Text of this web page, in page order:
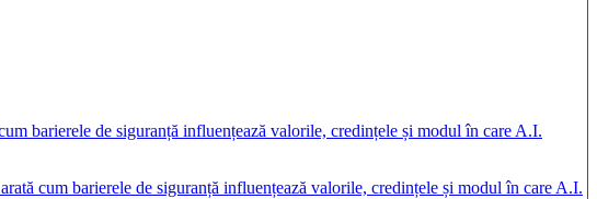
cum barierele de siguranță influențează valorile, credințele și modul în care A.I.